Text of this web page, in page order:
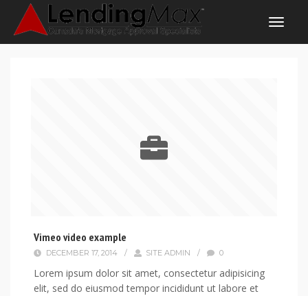
Vimeo video example
DECEMBER 17, 2014 / SITE ADMIN / 0
Lorem ipsum dolor sit amet, consectetur adipisicing
elit, sed do eiusmod tempor incididunt ut labore et